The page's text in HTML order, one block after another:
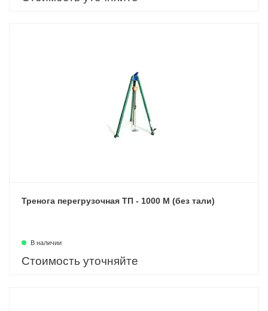
Тренога перегрузочная ТП - 1000 М (без тали)
В наличии
Стоимость уточняйте